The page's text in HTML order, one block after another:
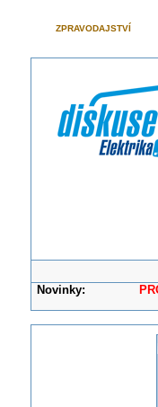
ZPRAVODAJSTVÍ
Novinky: